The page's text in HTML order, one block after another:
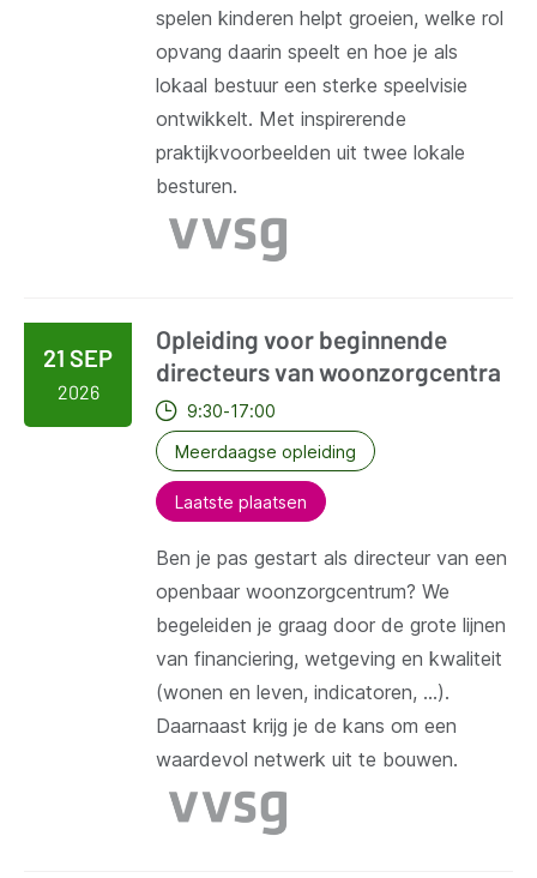
spelen kinderen helpt groeien, welke rol
opvang daarin speelt en hoe je als
lokaal bestuur een sterke speelvisie
ontwikkelt. Met inspirerende
praktijkvoorbeelden uit twee lokale
besturen.
21 SEP
2026
Opleiding voor beginnende
directeurs van woonzorgcentra
9:30-17:00
Meerdaagse opleiding
Laatste plaatsen
Ben je pas gestart als directeur van een
openbaar woonzorgcentrum? We
begeleiden je graag door de grote lijnen
van financiering, wetgeving en kwaliteit
(wonen en leven, indicatoren, …).
Daarnaast krijg je de kans om een
waardevol netwerk uit te bouwen.